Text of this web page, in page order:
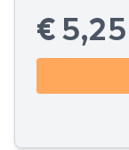
€ 5,25